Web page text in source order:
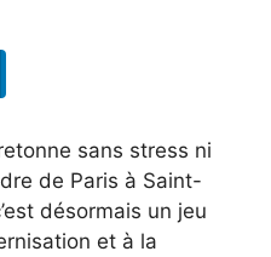
sans stress ni
de Paris à Saint-
désormais un jeu
et à la